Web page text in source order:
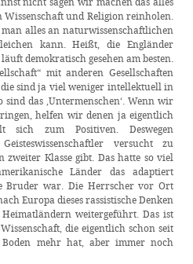
Wissenschaft und Religion reinholen.
alles an naturwissenschaftlichen
kann. Heißt, die Engländer
demokratisch gesehen am besten.
mit anderen Gesellschaften
sind ja viel weniger intellektuell in
das ‚Untermenschen‘. Wenn wir
helfen wir denen ja eigentlich
sich zum Positiven. Deswegen
versucht zu
zweiter Klasse gibt. Das hatte so viel
Länder das adaptiert
Bruder war. Die Herrscher vor Ort
Europa dieses rassistische Denken
weitergeführt. Das ist
die eigentlich schon seit
mehr hat, aber immer noch